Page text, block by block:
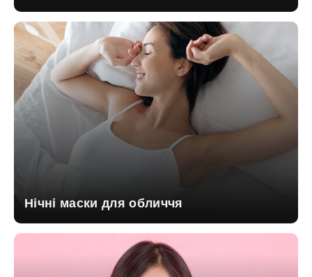
Нічні маски для обличчя